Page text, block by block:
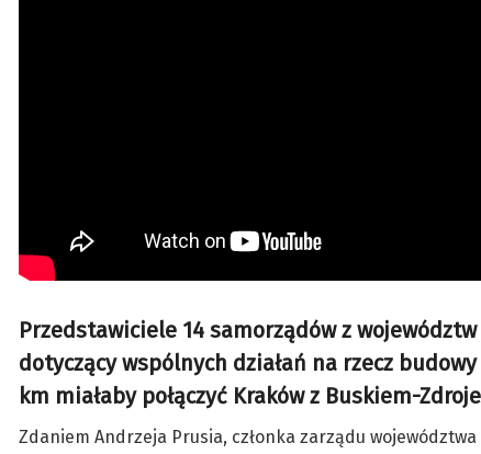
Przedstawiciele 14 samorządów z
dotyczący wspólnych działań na rzecz
km miałaby połączyć Kraków z Buskiem-
Zdaniem Andrzeja Prusia, członka zarządu